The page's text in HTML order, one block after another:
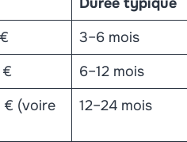
3–6 mois
€
6–12 mois
(voire
12–24 mois